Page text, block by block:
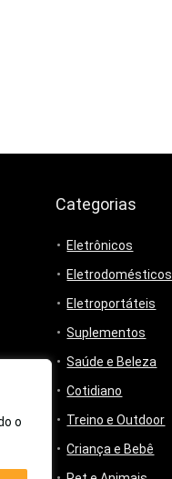
o
Categorias
Eletrônicos
Eletrodomésticos
Eletroportáteis
Suplementos
Saúde e Beleza
Cotidiano
Treino e Outdoor
Criança e Bebê